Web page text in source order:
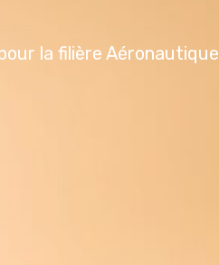
la filière Aéronautique